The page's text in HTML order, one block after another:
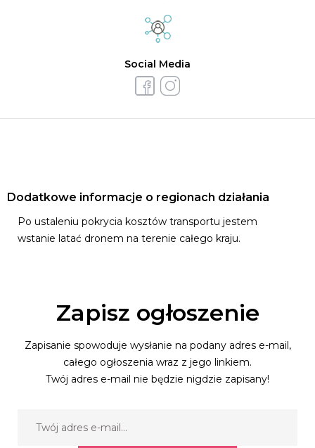
Social Media
Dodatkowe informacje o regionach działania
Po ustaleniu pokrycia kosztów transportu jestem
wstanie latać dronem na terenie całego kraju.
Zapisz ogłoszenie
Zapisanie spowoduje wysłanie na podany adres e-mail,
całego ogłoszenia wraz z jego linkiem.
Twój adres e-mail nie będzie nigdzie zapisany!